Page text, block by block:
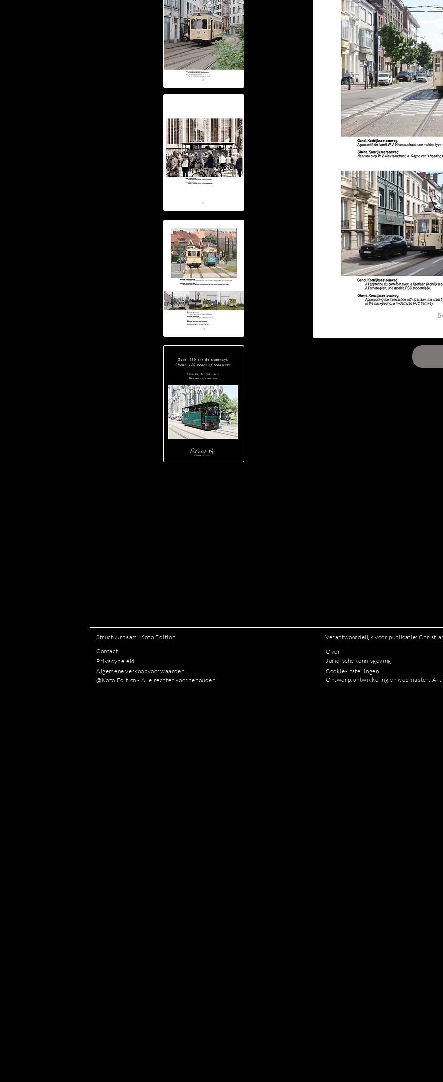
Structuurnaam: Kozo Edition
Contact
Privacybeleid
Algemene verkoopvoorwaarden
@Kozo Edition - Alle rechten voorbehouden
Verantwoordelijk voor publicatie:
Over
Juridische kennisgeving
Cookie-instellingen
Ontwerp, ontwikkeling en webmaster: Art